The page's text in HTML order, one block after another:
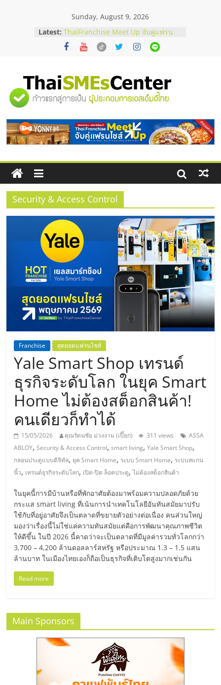
Sunday, August 9, 2026
Latest: สัมมนาลงทุน แฟรนไชส์ยอนนี่
ThaiFranchise Meet Up จับคู่แฟรน
ไชส์ ครั้งที่ 8
บริษัท Cybersecurity ในไทยที่ไหนดี?
วิธีเลือกผู้ให้บริการให้คุ้มค่าและตอบ
โจทย์ธุรกิจ
เริ่มยังไงให้ผ่านฉลุย
สัมมนาออนไลน์ โอกาสบริหารสถานี
บริการน้ำมัน Shell
"ศูนย์
รวม
ข้อมูล
ธุรกิจ
SME
แห่ง
ประเทศไทย,
ThaiSMEsCenter,
รวม
ธุรกิจ
เอ
ส
เอ็
มอี
ไทย,
SMEs,
แฟ
รน
ไชส์,
ที่
ปรึกษา
แฟ
Security & Access Control
Franchise สุดยอดแฟรนไชส์
Yale Smart Shop เทรนด์
ธุรกิจระดับโลก ในยุค Smart
Home ไม่ต้องสต็อกสินค้า!
คนเดียวก็ทำได้
15/05/2026 คุณรัตนชัย ม่วงงาม (เปี๊ยก) 311 views
ASSA
ABLOY,Security & Access Control,smart living,Yale Smart Shop,
กลอนประตูแบบดิจิทัล, ยุค Smart Home, ระบบ Smart Home, ระบบสแกน
นิ้ว, เทรนด์ธุรกิจระดับโลก, เปิด-ปิด ล็อคประตู,ไม่ต้องสต็อกสินค้า
ในยุคนี้การมีบ้านหรือที่พักอาศัยต้องมาพร้อมความปลอดภัยด้วย
กระแส smart living ที่เน้นการนำเทคโนโลยีอันทันสมัยมาปรับ
ใช้กับที่อยู่อาศัยจึงเป็นตลาดที่ขยายตัวอย่างต่อเนื่อง คนส่วนใหญ่
มองว่าเรื่องนี้ไม่ใช่แค่ความทันสมัยแต่คือการพัฒนาคุณภาพชีวิต
ให้ดีขึ้น ในปี 2026 นี้คาดว่าจะเป็นตลาดที่มีมูลค่ารวมทั่วโลกกว่า
3,700 – 4,200 ล้านดอลลาร์สหรัฐ หรือประมาณ 1.3 – 1.5 แสน
ล้านบาท ในเมืองไทยเองก็ถือเป็นธุรกิจที่เติบโตสูงมากเช่นกัน
Read more
Main Sponsors